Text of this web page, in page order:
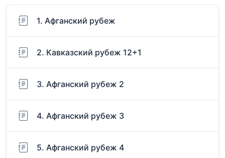
1. Афганский рубеж
2. Кавказский рубеж 12+1
3. Афганский рубеж 2
4. Афганский рубеж 3
5. Афганский рубеж 4